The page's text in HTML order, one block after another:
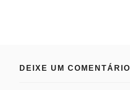
DEIXE UM COMENTÁRIO